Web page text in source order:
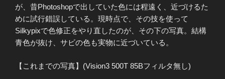
が、昔Photoshopで出していた色には程遠く、近づけるた
めに試行錯誤している。現時点で、その技を使って
Silkypixで色修正をやり直したのが、その下の写真。結構
青色が抜け、サビの色も実物に近づいている。
【これまでの写真】(Vision3 500T 85Bフィルタ無し)